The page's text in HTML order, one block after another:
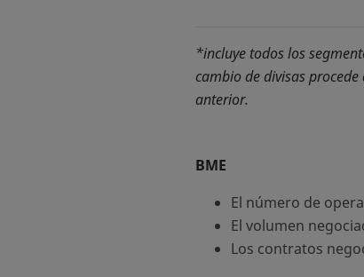
*incluye todos los
cambio de divisas
anterior.
BME
El número de
El volumen
Los contratos